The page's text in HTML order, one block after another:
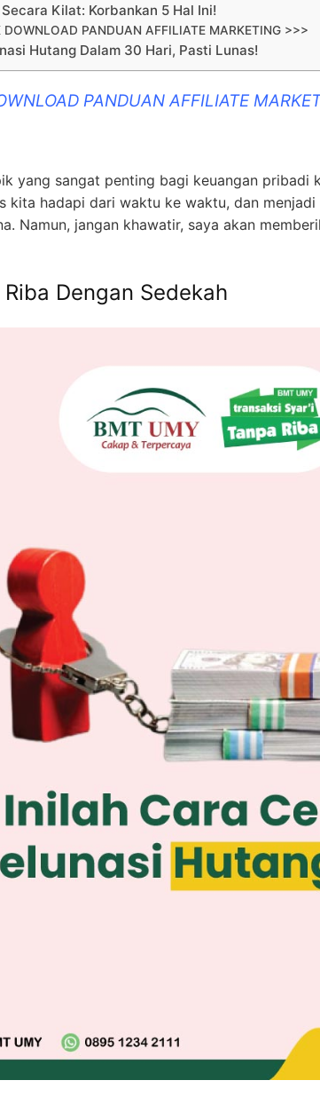
Kilat: Korbankan 5 Hal Ini!
DOWNLOAD PANDUAN AFFILIATE MARKETING >>>
Hutang Dalam 30 Hari, Pasti Lunas!
PANDUAN AFFILIATE
yang sangat penting bagi keuangan pribadi
kita hadapi dari waktu ke waktu, dan
Namun, jangan khawatir, saya akan
Dengan Sedekah